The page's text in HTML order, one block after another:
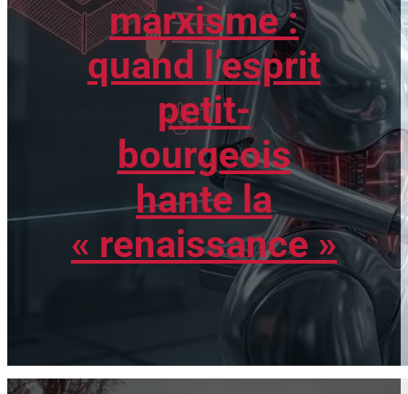
marxisme :
quand l’esprit
petit-
bourgeois
hante la
« renaissance »